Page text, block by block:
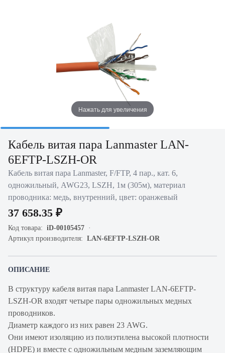
Нажать для увеличения
Кабель витая пара Lanmaster LAN-
6EFTP-LSZH-OR
Кабель витая пара Lanmaster, F/FTP, 4 пар., кат. 6,
одножильный, AWG23, LSZH, 1м (305м), материал
проводника: медь, внутренний, цвет: оранжевый
37 658.35 ₽
Код товара: iD-00105457
Артикул производителя: LAN-6EFTP-LSZH-OR
ОПИСАНИЕ
В структуру кабеля витая пара Lanmaster LAN-6EFTP-
LSZH-OR входят четыре пары одножильных медных
проводников.
Диаметр каждого из них равен 23 AWG.
Они имеют изоляцию из полиэтилена высокой плотности
(HDPE) и вместе с одножильным медным заземляющим